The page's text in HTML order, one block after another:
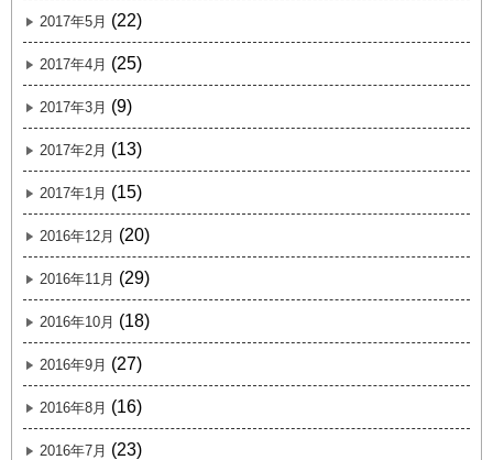
2017年5月 (22)
2017年4月 (25)
2017年3月 (9)
2017年2月 (13)
2017年1月 (15)
2016年12月 (20)
2016年11月 (29)
2016年10月 (18)
2016年9月 (27)
2016年8月 (16)
2016年7月 (23)